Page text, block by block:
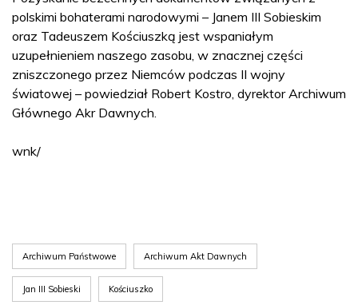
polskimi bohaterami narodowymi – Janem III Sobieskim
oraz Tadeuszem Kościuszką jest wspaniałym
uzupełnieniem naszego zasobu, w znacznej części
zniszczonego przez Niemców podczas II wojny
światowej – powiedział Robert Kostro, dyrektor Archiwum
Głównego Akr Dawnych.
wnk/
Archiwum Państwowe Archiwum Akt Dawnych
Jan III Sobieski Kościuszko